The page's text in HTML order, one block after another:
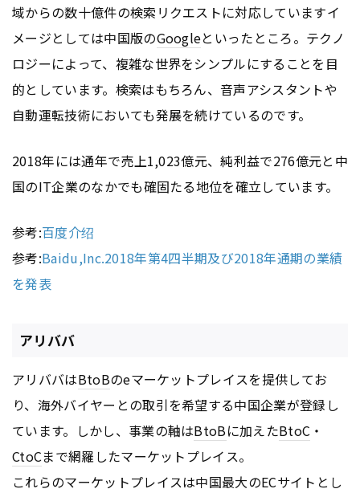
域からの数十億件の検索リクエストに対応していますイ
メージとしては中国版のGoogleといったところ。テクノ
ロジーによって、複雑な世界をシンプルにすることを目
的としています。検索はもちろん、音声アシスタントや
自動運転技術においても発展を続けているのです。
2018年には通年で売上1,023億元、純利益で276億元と中
国のIT企業のなかでも確固たる地位を確立しています。
参考:百度介绍
参考:Baidu,Inc.2018年第4四半期及び2018年通期の業績
を発表
アリババ
アリババはBtoBのeマーケットプレイスを提供してお
り、海外バイヤーとの取引を希望する中国企業が登録し
ています。しかし、事業の軸はBtoBに加えたBtoC ・
CtoCまで網羅したマーケットプレイス。
これらのマーケットプレイスは中国最大のECサイトとし